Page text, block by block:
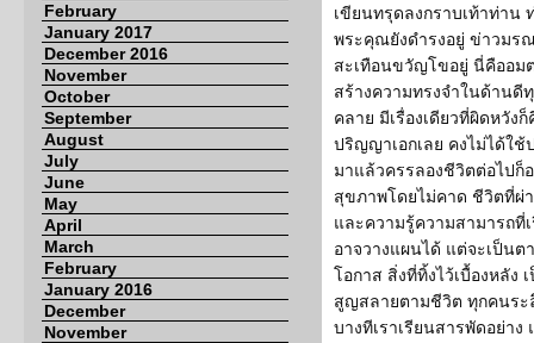
February
January 2017
December 2016
November
October
September
August
July
June
May
April
March
February
January 2016
December
November
เขียนทรุดลงกราบเท้าท่าน
พระคุณยังดำรงอยู่ ข่าวมร
สะเทือนขวัญโขอยู่ นี่คืออม
สร้างความทรงจำในด้านดี
คลาย มีเรื่องเดียวที่ผิดหวัง
ปริญญาเอกเลย คงไม่ได้ใ
มาแล้วครรลองชีวิตต่อไปก็
สุขภาพโดยไม่คาด ชีวิตที่ผ่
และความรู้ความสามารถที่
อาจวางแผนได้ แต่จะเป็น
โอกาส สิ่งที่ทิ้งไว้เบื้องหลัง
สูญสลายตามชีวิต ทุกคนระ
บางทีเราเรียนสารพัดอย่า